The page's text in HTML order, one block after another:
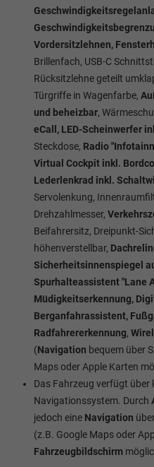
Vordersitzlehnen,
Brillenfach, USB-C
Rücksitzlehne geteilt
Türgriffe in Wagenfarbe,
und beheizbar,
eCall, LED-Scheinwerfer
Steckdose, Radio
Virtual Cockpit inkl.
Lederlenkrad inkl.
Servolenkung,
Drehzahlmesser,
Beifahrersitz, Dreipunkt-
höhenverstellbar,
Sicherheitsinnenspiegel
Spurhalteassistent "Lane
Müdigkeitserkennung,
Berganfahrassistent,
Radfahrererkennung,
(Navigation bequem über
Maps oder Apple Karten
Das Fahrzeug verfügt über
Navigationssystem. Durch
jedoch eine Navigation
(z.B. Google Maps oder
Fahrzeugbildschirm